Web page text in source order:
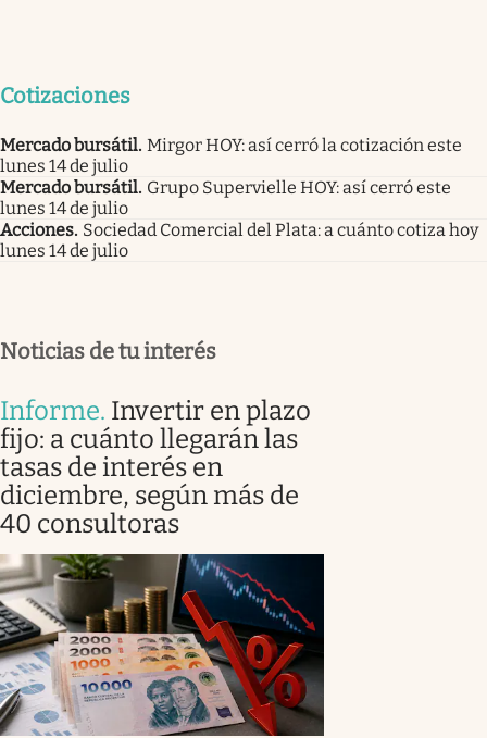
Cotizaciones
Mercado bursátil. Mirgor HOY: así cerró la cotización este
lunes 14 de julio
Mercado bursátil. Grupo Supervielle HOY: así cerró este
lunes 14 de julio
Acciones. Sociedad Comercial del Plata: a cuánto cotiza hoy
lunes 14 de julio
Noticias de tu interés
Informe. Invertir en plazo
fijo: a cuánto llegarán las
tasas de interés en
diciembre, según más de
40 consultoras